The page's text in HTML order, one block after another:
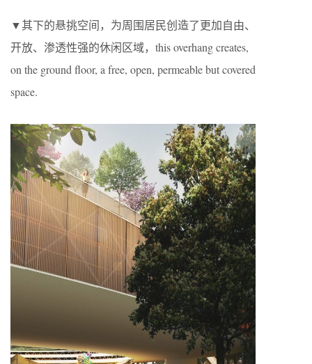
▼其下的悬挑空间，为周围居民创造了更加自由、
开放、渗透性强的休闲区域，this overhang creates,
on the ground floor, a free, open, permeable but covered
space.